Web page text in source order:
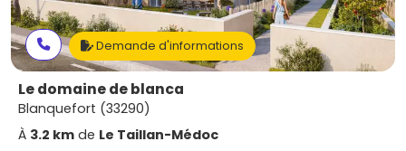
Demande d'informations
Le domaine de blanca
Blanquefort (33290)
À 3.2 km de Le Taillan-Médoc